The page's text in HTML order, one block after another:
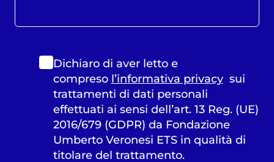
Dichiaro di aver letto e
compreso l’informativa privacysui
trattamenti di dati personali
effettuati ai sensi dell’art. 13 Reg. (UE)
2016/679 (GDPR) da Fondazione
Umberto Veronesi ETS in qualità di
titolare del trattamento.